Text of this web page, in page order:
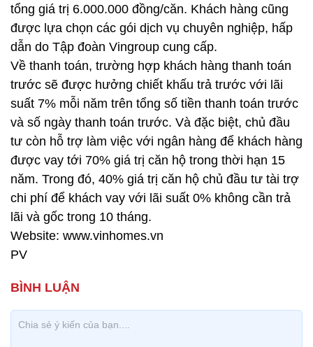
tổng giá trị 6.000.000 đồng/căn. Khách hàng cũng
được lựa chọn các gói dịch vụ chuyên nghiệp, hấp
dẫn do Tập đoàn Vingroup cung cấp.
Về thanh toán, trường hợp khách hàng thanh toán
trước sẽ được hưởng chiết khấu trả trước với lãi
suất 7% mỗi năm trên tổng số tiền thanh toán trước
và số ngày thanh toán trước. Và đặc biệt, chủ đầu
tư còn hỗ trợ làm việc với ngân hàng để khách hàng
được vay tới 70% giá trị căn hộ trong thời hạn 15
năm. Trong đó, 40% giá trị căn hộ chủ đầu tư tài trợ
chi phí để khách vay với lãi suất 0% không cần trả
lãi và gốc trong 10 tháng.
Website: www.vinhomes.vn
PV